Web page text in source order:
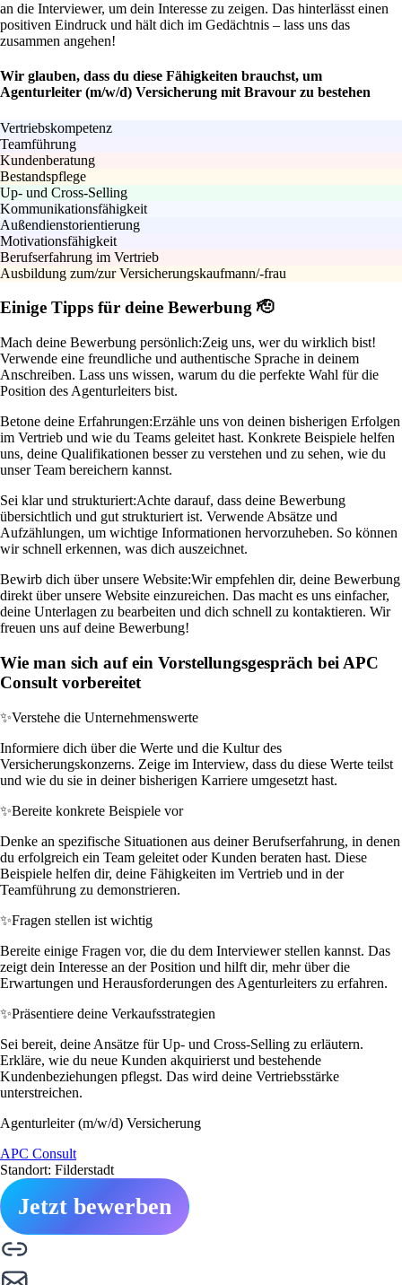
an die Interviewer, um dein Interesse zu zeigen. Das hinterlässt einen
positiven Eindruck und hält dich im Gedächtnis – lass uns das
zusammen angehen!
Wir glauben, dass du diese Fähigkeiten brauchst, um
Agenturleiter (m/w/d) Versicherung mit Bravour zu bestehen
Vertriebskompetenz
Teamführung
Kundenberatung
Bestandspflege
Up- und Cross-Selling
Kommunikationsfähigkeit
Außendienstorientierung
Motivationsfähigkeit
Berufserfahrung im Vertrieb
Ausbildung zum/zur Versicherungskaufmann/-frau
Einige Tipps für deine Bewerbung 🫡
Mach deine Bewerbung persönlich:Zeig uns, wer du wirklich bist!
Verwende eine freundliche und authentische Sprache in deinem
Anschreiben. Lass uns wissen, warum du die perfekte Wahl für die
Position des Agenturleiters bist.
Betone deine Erfahrungen:Erzähle uns von deinen bisherigen Erfolgen
im Vertrieb und wie du Teams geleitet hast. Konkrete Beispiele helfen
uns, deine Qualifikationen besser zu verstehen und zu sehen, wie du
unser Team bereichern kannst.
Sei klar und strukturiert:Achte darauf, dass deine Bewerbung
übersichtlich und gut strukturiert ist. Verwende Absätze und
Aufzählungen, um wichtige Informationen hervorzuheben. So können
wir schnell erkennen, was dich auszeichnet.
Bewirb dich über unsere Website:Wir empfehlen dir, deine Bewerbung
direkt über unsere Website einzureichen. Das macht es uns einfacher,
deine Unterlagen zu bearbeiten und dich schnell zu kontaktieren. Wir
freuen uns auf deine Bewerbung!
Wie man sich auf ein Vorstellungsgespräch bei APC
Consult vorbereitet
✨Verstehe die Unternehmenswerte
Informiere dich über die Werte und die Kultur des
Versicherungskonzerns. Zeige im Interview, dass du diese Werte teilst
und wie du sie in deiner bisherigen Karriere umgesetzt hast.
✨Bereite konkrete Beispiele vor
Denke an spezifische Situationen aus deiner Berufserfahrung, in denen
du erfolgreich ein Team geleitet oder Kunden beraten hast. Diese
Beispiele helfen dir, deine Fähigkeiten im Vertrieb und in der
Teamführung zu demonstrieren.
✨Fragen stellen ist wichtig
Bereite einige Fragen vor, die du dem Interviewer stellen kannst. Das
zeigt dein Interesse an der Position und hilft dir, mehr über die
Erwartungen und Herausforderungen des Agenturleiters zu erfahren.
✨Präsentiere deine Verkaufsstrategien
Sei bereit, deine Ansätze für Up- und Cross-Selling zu erläutern.
Erkläre, wie du neue Kunden akquirierst und bestehende
Kundenbeziehungen pflegst. Das wird deine Vertriebsstärke
unterstreichen.
Agenturleiter (m/w/d) Versicherung
APC Consult
Standort: Filderstadt
Jetzt bewerben